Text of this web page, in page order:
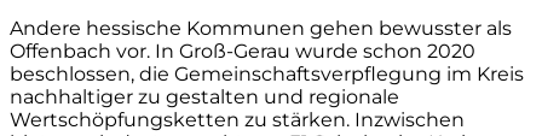
Andere hessische Kommunen gehen bewusster als
Offenbach vor. In Groß-Gerau wurde schon 2020
beschlossen, die Gemeinschaftsverpflegung im Kreis
nachhaltiger zu gestalten und regionale
Wertschöpfungsketten zu stärken. Inzwischen